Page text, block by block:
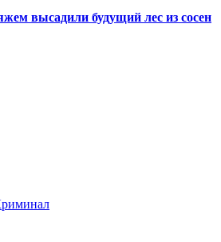
высадили будущий лес из сосен